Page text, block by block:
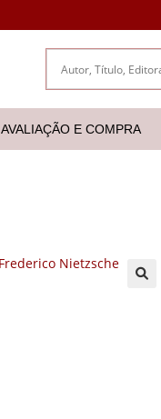
AVALIAÇÃO E COMPRA